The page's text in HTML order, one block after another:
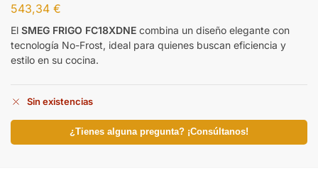
543,34 €
El SMEG FRIGO FC18XDNE combina un diseño elegante con
tecnología No-Frost, ideal para quienes buscan eficiencia y
estilo en su cocina.
Sin existencias
¿Tienes alguna pregunta? ¡Consúltanos!